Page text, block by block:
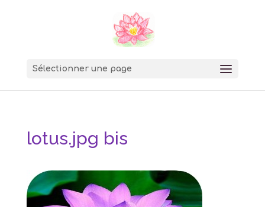
Sélectionner une page
lotus.jpg bis